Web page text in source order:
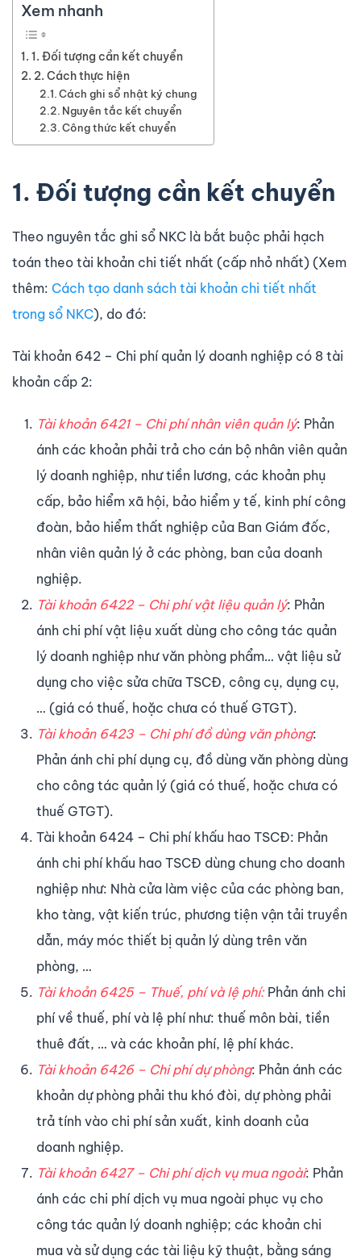
Xem nhanh
1. Đối tượng cần kết chuyển
2. Cách thực hiện
Cách ghi sổ nhật ký chung
Nguyên tắc kết chuyển
Công thức kết chuyển
1. Đối tượng cần kết chuyển
Theo nguyên tắc ghi sổ NKC là bắt buộc phải hạch
toán theo tài khoản chi tiết nhất (cấp nhỏ nhất) (Xem
thêm: Cách tạo danh sách tài khoản chi tiết nhất
trong sổ NKC), do đó:
Tài khoản 642 – Chi phí quản lý doanh nghiệp có 8 tài
khoản cấp 2:
Tài khoản 6421 – Chi phí nhân viên quản lý: Phản
ánh các khoản phải trả cho cán bộ nhân viên quản
lý doanh nghiệp, như tiền lương, các khoản phụ
cấp, bảo hiểm xã hội, bảo hiểm y tế, kinh phí công
đoàn, bảo hiểm thất nghiệp của Ban Giám đốc,
nhân viên quản lý ở các phòng, ban của doanh
nghiệp.
Tài khoản 6422 – Chi phí vật liệu quản lý: Phản
ánh chi phí vật liệu xuất dùng cho công tác quản
lý doanh nghiệp như văn phòng phẩm… vật liệu sử
dụng cho việc sửa chữa TSCĐ, công cụ, dụng cụ,
… (giá có thuế, hoặc chưa có thuế GTGT).
Tài khoản 6423 – Chi phí đồ dùng văn phòng:
Phản ánh chi phí dụng cụ, đồ dùng văn phòng dùng
cho công tác quản lý (giá có thuế, hoặc chưa có
thuế GTGT).
Tài khoản 6424 – Chi phí khấu hao TSCĐ: Phản
ánh chi phí khấu hao TSCĐ dùng chung cho doanh
nghiệp như: Nhà cửa làm việc của các phòng ban,
kho tàng, vật kiến trúc, phương tiện vận tải truyền
dẫn, máy móc thiết bị quản lý dùng trên văn
phòng, …
Tài khoản 6425 – Thuế, phí và lệ phí:Phản ánh chi
phí về thuế, phí và lệ phí như: thuế môn bài, tiền
thuê đất, … và các khoản phí, lệ phí khác.
Tài khoản 6426 – Chi phí dự phòng: Phản ánh các
khoản dự phòng phải thu khó đòi, dự phòng phải
trả tính vào chi phí sản xuất, kinh doanh của
doanh nghiệp.
Tài khoản 6427 – Chi phí dịch vụ mua ngoài: Phản
ánh các chi phí dịch vụ mua ngoài phục vụ cho
công tác quản lý doanh nghiệp; các khoản chi
mua và sử dụng các tài liệu kỹ thuật, bằng sáng